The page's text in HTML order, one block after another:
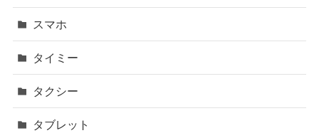
スマホ
タイミー
タクシー
タブレット